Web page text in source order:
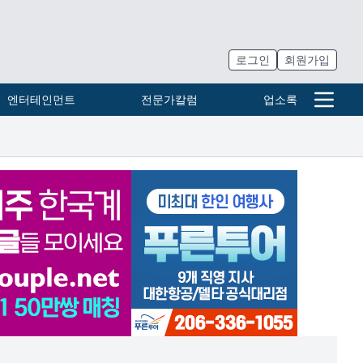
로그인 회원가입
엔터테인먼트 전문가칼럼 업소록